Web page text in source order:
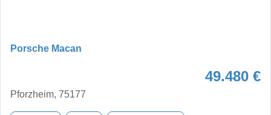
Porsche Macan
49.480 €
Pforzheim, 75177